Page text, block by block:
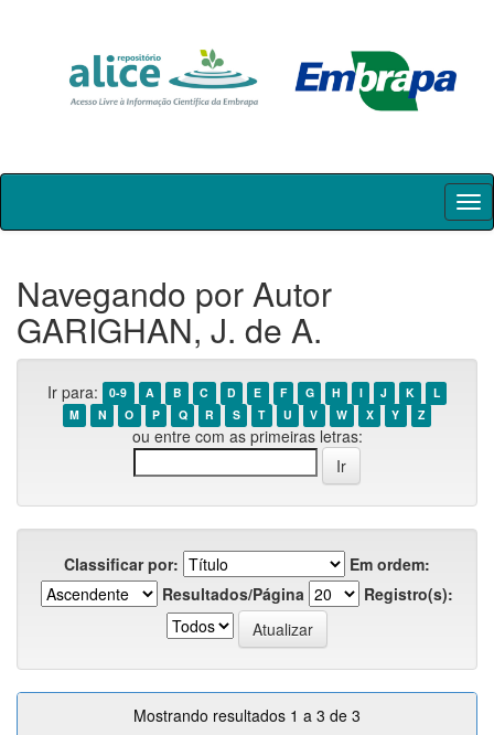
Skip
Navegando por Autor
GARIGHAN, J. de A.
Ir para: 0-9 A B C D E F G H I J K
L
M
N O P Q R S T U V W X Y Z
ou entre com as primeiras letras:
Classificar por:
Em ordem:
Resultados/Página
Registro(s):
Mostrando resultados 1 a 3 de 3